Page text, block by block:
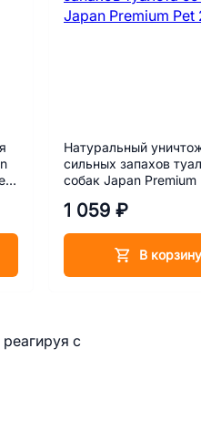
с
Натуральный
сильных запахов
собак Japan Premium
1 059 ₽
В корзину